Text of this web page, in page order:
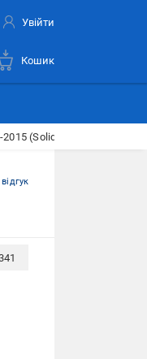
Увійти
Кошик
(SolidK11112)